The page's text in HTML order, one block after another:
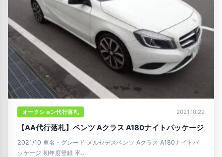
オークション代行落札 2021.10.29
【AA代行落札】ベンツ Aクラス A180ナイトパッケージ
2021/10 車名・グレード メルセデスベンツ Aクラス A180ナイトパ
ッケージ 初年度登録 平…